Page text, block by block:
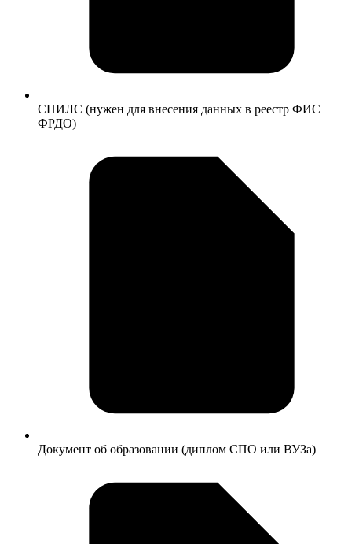
СНИЛС (нужен для внесения данных в реестр ФИС
ФРДО)
Документ об образовании (диплом СПО или ВУЗа)